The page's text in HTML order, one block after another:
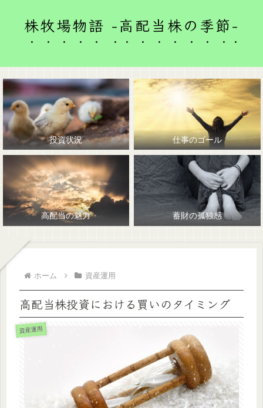
株牧場物語 -高配当株の季節-
投資状況 仕事のゴール
高配当の魅力 蓄財の孤独感
ホーム 資産運用
高配当株投資における買いのタイミング
資産運用